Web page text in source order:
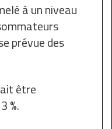
à un niveau
prévue des
être
%.